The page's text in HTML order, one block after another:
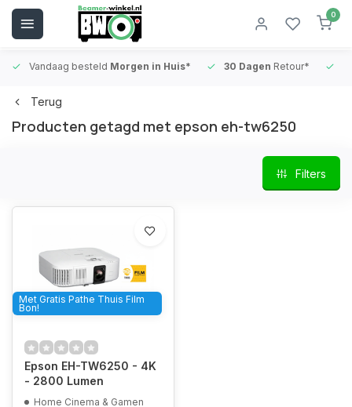
0
Vandaag besteld Morgen in Huis* 30 Dagen Retour*
Terug
Producten getagd met epson eh-tw6250
Filters
Met Gratis Pathe Thuis Film
Bon!
Epson EH-TW6250 - 4K
- 2800 Lumen
Home Cinema & Gamen